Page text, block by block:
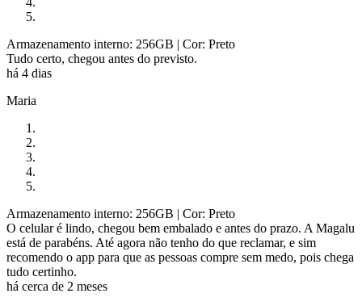
Armazenamento interno: 256GB | Cor: Preto
Tudo certo, chegou antes do previsto.
há 4 dias
Maria
Armazenamento interno: 256GB | Cor: Preto
O celular é lindo, chegou bem embalado e antes do prazo. A Magalu
está de parabéns. Até agora não tenho do que reclamar, e sim
recomendo o app para que as pessoas compre sem medo, pois chega
tudo certinho.
há cerca de 2 meses